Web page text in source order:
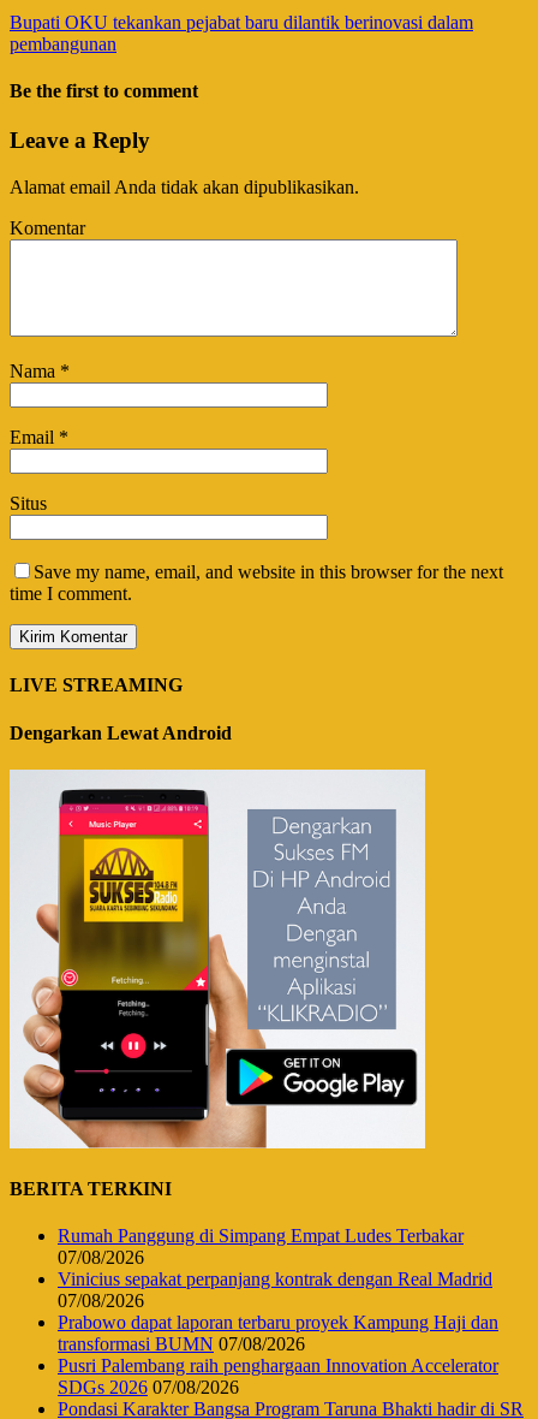
Bupati OKU tekankan pejabat baru dilantik berinovasi dalam
pembangunan
Be the first to comment
Leave a Reply
Alamat email Anda tidak akan dipublikasikan.
Komentar
Nama *
Email *
Situs
Save my name, email, and website in this browser for the next
time I comment.
LIVE STREAMING
Dengarkan Lewat Android
BERITA TERKINI
Rumah Panggung di Simpang Empat Ludes Terbakar
07/08/2026
Vinicius sepakat perpanjang kontrak dengan Real Madrid
07/08/2026
Prabowo dapat laporan terbaru proyek Kampung Haji dan
transformasi BUMN 07/08/2026
Pusri Palembang raih penghargaan Innovation Accelerator
SDGs 2026 07/08/2026
Pondasi Karakter Bangsa Program Taruna Bhakti hadir di SR